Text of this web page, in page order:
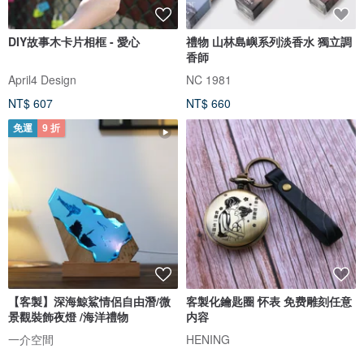
DIY故事木卡片相框 - 愛心
April4 Design
NT$ 607
禮物 山林島嶼系列淡香水 獨立調
香師
NC 1981
NT$ 660
免運 9 折
【客製】深海鯨鯊情侶自由潛/微
景觀裝飾夜燈 /海洋禮物
一介空間
客製化鑰匙圈 怀表 免费雕刻任意
内容
HENING